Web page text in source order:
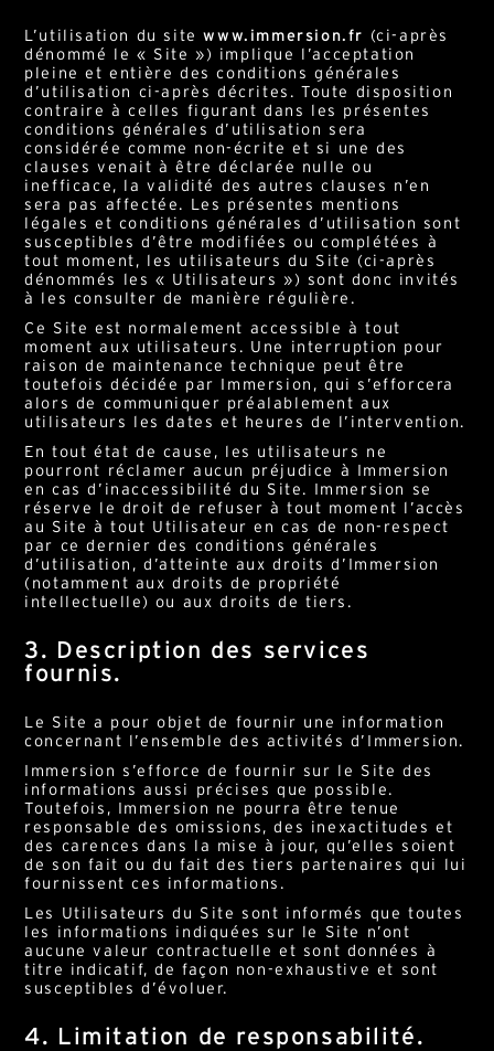
L’utilisation du sitewww.immersion.fr (ci-après
dénommé le « Site ») implique l’acceptation
pleine et entière des conditions générales
d’utilisation ci-après décrites. Toute disposition
contraire à celles figurant dans les présentes
conditions générales d’utilisation sera
considérée comme non-écrite et si une des
clauses venait à être déclarée nulle ou
inefficace, la validité des autres clauses n’en
sera pas affectée. Les présentes mentions
légales et conditions générales d’utilisation sont
susceptibles d’être modifiées ou complétées à
tout moment, les utilisateurs du Site (ci-après
dénommés les « Utilisateurs ») sont donc invités
à les consulter de manière régulière.
Ce Site est normalement accessible à tout
moment aux utilisateurs. Une interruption pour
raison de maintenance technique peut être
toutefois décidée par Immersion, qui s’efforcera
alors de communiquer préalablement aux
utilisateurs les dates et heures de l’intervention.
En tout état de cause, les utilisateurs ne
pourront réclamer aucun préjudice à Immersion
en cas d’inaccessibilité du Site. Immersion se
réserve le droit de refuser à tout moment l’accès
au Site à tout Utilisateur en cas de non-respect
par ce dernier des conditions générales
d’utilisation, d’atteinte aux droits d’Immersion
(notamment aux droits de propriété
intellectuelle) ou aux droits de tiers.
3. Description des services
fournis.
Le Site a pour objet de fournir une information
concernant l’ensemble des activités d’Immersion.
Immersion s’efforce de fournir sur le Site des
informations aussi précises que possible.
Toutefois, Immersion ne pourra être tenue
responsable des omissions, des inexactitudes et
des carences dans la mise à jour, qu’elles soient
de son fait ou du fait des tiers partenaires qui lui
fournissent ces informations.
Les Utilisateurs du Site sont informés que toutes
les informations indiquées sur le Site n’ont
aucune valeur contractuelle et sont données à
titre indicatif, de façon non-exhaustive et sont
susceptibles d’évoluer.
4. Limitation de responsabilité.